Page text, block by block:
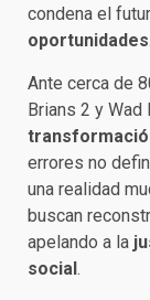
condena el
oportunidades.
Ante cerca de
Brians 2 y
errores no
una realidad
buscan
apelando a la
social .